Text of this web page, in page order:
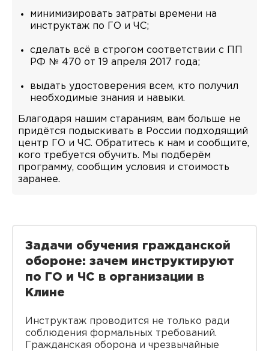
минимизировать затраты времени на
инструктаж по ГО и ЧС;
сделать всё в строгом соответствии с ПП
РФ № 470 от 19 апреля 2017 года;
выдать удостоверения всем, кто получил
необходимые знания и навыки.
Благодаря нашим стараниям, вам больше не
придётся подыскивать в России подходящий
центр ГО и ЧС. Обратитесь к нам и сообщите,
кого требуется обучить. Мы подберём
программу, сообщим условия и стоимость
заранее.
Задачи обучения гражданской
обороне: зачем инструктируют
по ГО и ЧС в организации в
Клине
Инструктаж проводится не только ради
соблюдения формальных требований.
Гражданская оборона и чрезвычайные